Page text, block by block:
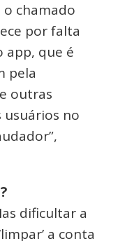
chamado
por falta
app, que é
pela
outras
usuários no
dificultar a
a conta